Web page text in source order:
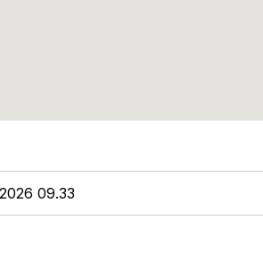
09.33